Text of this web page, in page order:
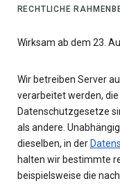
RECHTLICHE
Wirksam ab dem 23.
Wir betreiben Server
verarbeitet werden,
Datenschutzgesetze
als andere.
dieselben, in der
halten wir bestimmte
beispielsweise die